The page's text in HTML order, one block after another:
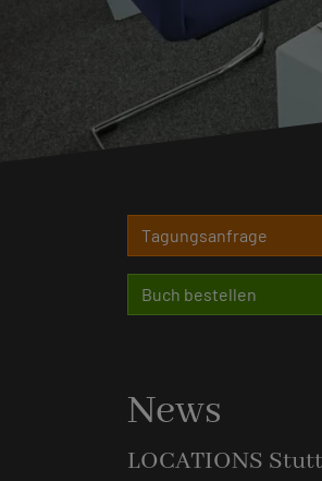
Tagungsanfrage
Buch bestellen
News
LOCATIONS